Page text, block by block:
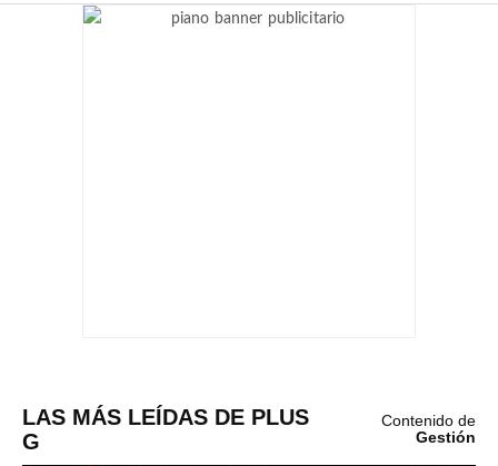
LAS MÁS LEÍDAS DE PLUS
G
Contenido de
Gestión